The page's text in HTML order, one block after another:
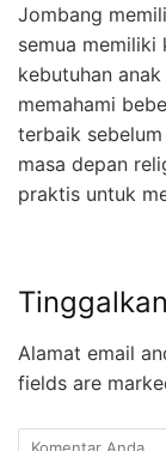
Jombang
semua
kebutuhan
memahami
terbaik
masa depan
praktis untuk
Alamat email
fields are